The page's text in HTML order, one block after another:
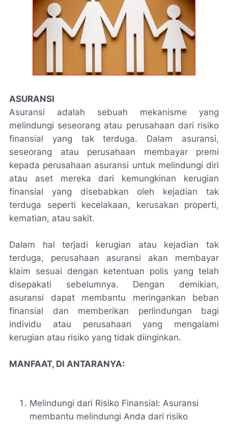
ASURANSI
Asuransi adalah sebuah mekanisme yang
melindungi seseorang atau perusahaan dari risiko
finansial yang tak terduga. Dalam asuransi,
seseorang atau perusahaan membayar premi
kepada perusahaan asuransi untuk melindungi diri
atau aset mereka dari kemungkinan kerugian
finansial yang disebabkan oleh kejadian tak
terduga seperti kecelakaan, kerusakan properti,
kematian, atau sakit.
Dalam hal terjadi kerugian atau kejadian tak
terduga, perusahaan asuransi akan membayar
klaim sesuai dengan ketentuan polis yang telah
disepakati sebelumnya. Dengan demikian,
asuransi dapat membantu meringankan beban
finansial dan memberikan perlindungan bagi
individu atau perusahaan yang mengalami
kerugian atau risiko yang tidak diinginkan.
MANFAAT, DI ANTARANYA:
Melindungi dari Risiko Finansial: Asuransi
membantu melindungi Anda dari risiko